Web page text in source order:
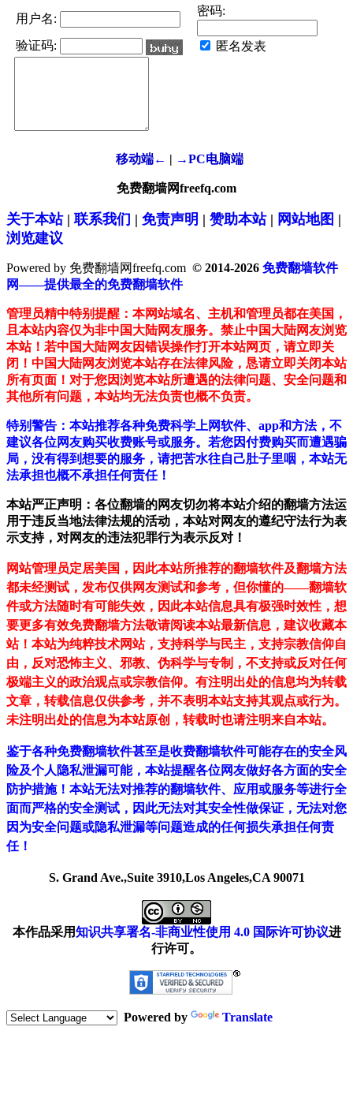
用户名:
密码:
验证码: 匿名发表
移动端← | →PC电脑端
免费翻墙网freefq.com
关于本站| 联系我们 | 免责声明 | 赞助本站| 网站地图 |
浏览建议
Powered by 免费翻墙网freefq.com © 2014-2026 免费翻墙软件
网——提供最全的免费翻墙软件
管理员精中特别提醒：本网站域名、主机和管理员都在美国，
且本站内容仅为非中国大陆网友服务。禁止中国大陆网友浏览
本站！若中国大陆网友因错误操作打开本站网页，请立即关
闭！中国大陆网友浏览本站存在法律风险，恳请立即关闭本站
所有页面！对于您因浏览本站所遭遇的法律问题、安全问题和
其他所有问题，本站均无法负责也概不负责。
特别警告：本站推荐各种免费科学上网软件、app和方法，不
建议各位网友购买收费账号或服务。若您因付费购买而遭遇骗
局，没有得到想要的服务，请把苦水往自己肚子里咽，本站无
法承担也概不承担任何责任！
本站严正声明：各位翻墙的网友切勿将本站介绍的翻墙方法运
用于违反当地法律法规的活动，本站对网友的遵纪守法行为表
示支持，对网友的违法犯罪行为表示反对！
网站管理员定居美国，因此本站所推荐的翻墙软件及翻墙方法
都未经测试，发布仅供网友测试和参考，但你懂的——翻墙软
件或方法随时有可能失效，因此本站信息具有极强时效性，想
要更多有效免费翻墙方法敬请阅读本站最新信息，建议收藏本
站！ 本站为纯粹技术网站，支持科学与民主，支持宗教信仰自
由，反对恐怖主义、邪教、伪科学与专制，不支持或反对任何
极端主义的政治观点或宗教信仰。有注明出处的信息均为转载
文章，转载信息仅供参考，并不表明本站支持其观点或行为。
未注明出处的信息为本站原创，转载时也请注明来自本站。
鉴于各种免费翻墙软件甚至是收费翻墙软件可能存在的安全风
险及个人隐私泄漏可能，本站提醒各位网友做好各方面的安全
防护措施！本站无法对推荐的翻墙软件、应用或服务等进行全
面而严格的安全测试，因此无法对其安全性做保证，无法对您
因为安全问题或隐私泄漏等问题造成的任何损失承担任何责
任！
S. Grand Ave.,Suite 3910,Los Angeles,CA 90071
本作品采用知识共享署名-非商业性使用 4.0 国际许可协议进
行许可。
Powered by Translate